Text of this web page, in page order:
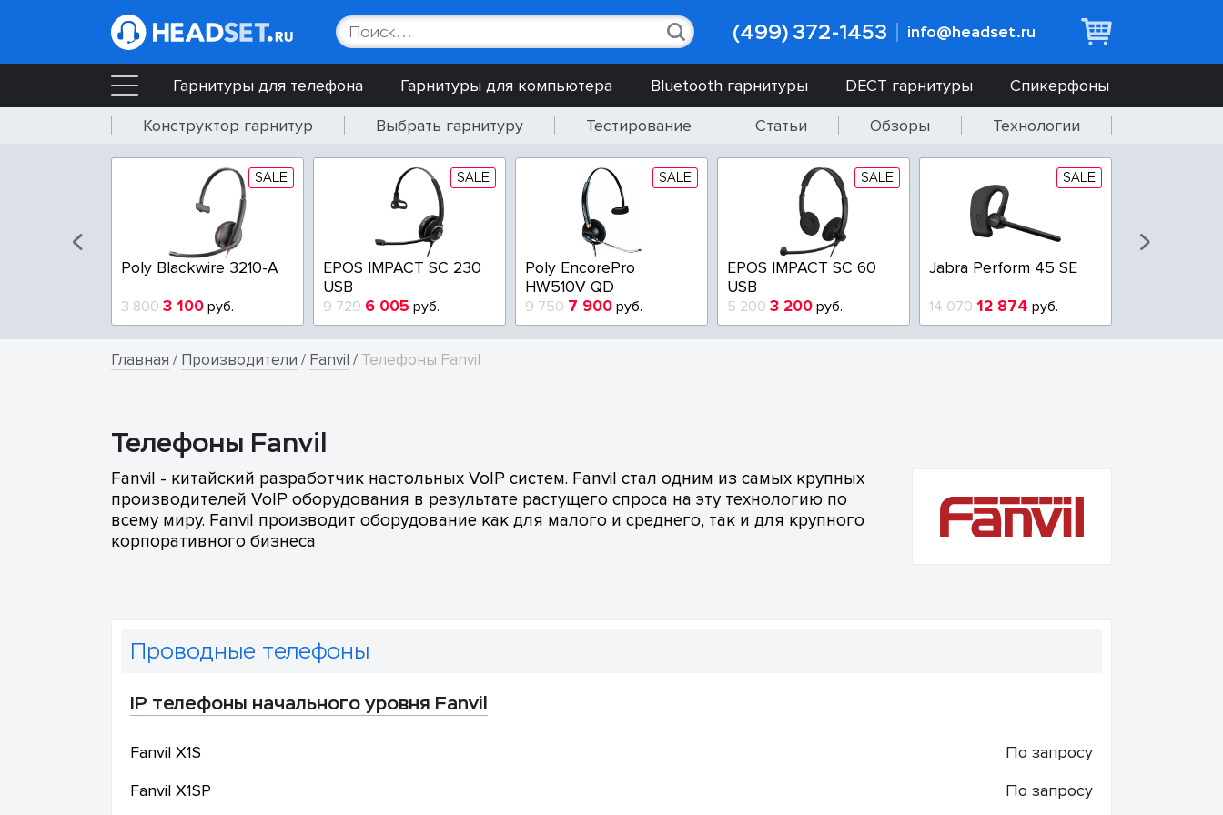
(499) 372-1453 info@headset.ru
Гарнитуры для телефона Гарнитуры для компьютера Bluetooth гарнитуры DECT гарнитуры
Спикерфоны
Конструктор гарнитур
Выбрать гарнитуру Тестирование Статьи Обзоры Технологии
SALE
Poly Blackwire 3210-A
3 800 3 100 руб.
SALE
EPOS IMPACT SC 230
USB
9 729 6 005 руб.
SALE
Poly EncorePro
HW510V QD
9 750 7 900 руб.
SALE
EPOS IMPACT SC 60
USB
5 200 3 200 руб.
SALE
Jabra Perform 45 SE
14 070 12 874 руб.
Главная / Производители / Fanvil / Телефоны Fanvil
Телефоны Fanvil
Fanvil - китайский разработчик настольных VoIP систем. Fanvil стал одним из самых крупных
производителей VoIP оборудования в результате растущего спроса на эту технологию по
всему миру. Fanvil производит оборудование как для малого и среднего, так и для крупного
корпоративного бизнеса
Проводные телефоны
IP телефоны начального уровня Fanvil
Fanvil X1S
По запросу
Fanvil X1SP По запросу